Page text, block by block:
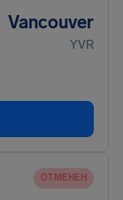
Vancouver
YVR
ОТМЕНЕН